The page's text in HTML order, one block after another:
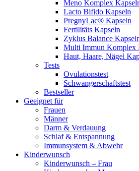
Meno Komplex
Lacto Bifido Kapseln
PregnyLac® Kapseln
Fertilitäts Kapseln
Zyklus Balance
Multi Immun Komplex
Haut, Haare, Nägel
Tests
Ovulationstest
Schwangerschaftstest
Bestseller
Geeignet für
Frauen
Männer
Darm & Verdauung
Schlaf & Entspannung
Immunsystem & Abwehr
Kinderwunsch
Kinderwunsch – Frau